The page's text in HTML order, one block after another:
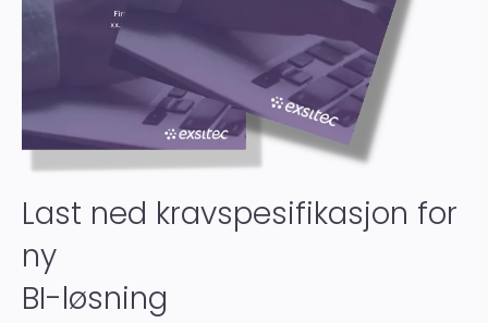
Last ned kravspesifikasjon for
ny
BI-løsning